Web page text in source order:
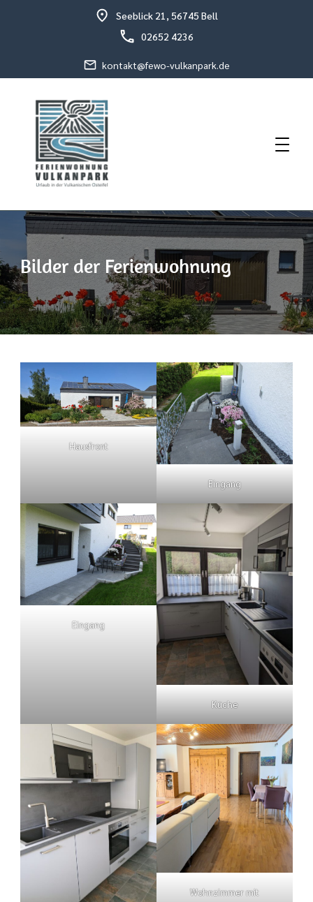
Seeblick 21, 56745 Bell
02652 4236
kontakt@fewo-vulkanpark.de
Fewo Vulkanpark
Bilder der Ferienwohnung
Hausfront
Eingang
Eingang
Küche
Wohnzimmer mit